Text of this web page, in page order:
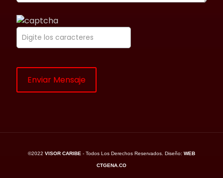
©2022 VISOR CARIBE - Todos Los Derechos Reservados. Diseño: WEB
CTGENA.CO